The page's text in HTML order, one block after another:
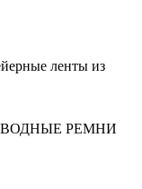
ленты из
РЕМНИ